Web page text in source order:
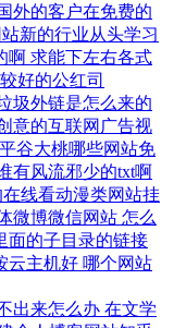
外的客户在免费的
新的行业从头学习
啊 求能下左右各式
好的公红司
圾外链是怎么来的
意的互联网广告视
谷大桃哪些网站免
有风流邪少的txt啊
线看动漫类网站挂
微博微信网站 怎么
面的子目录的链接
云主机好 哪个网站
出来怎么办 在文学